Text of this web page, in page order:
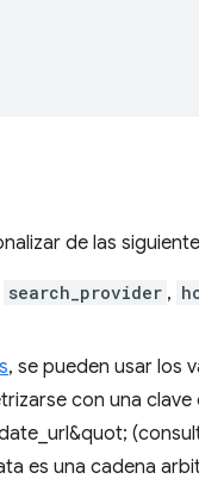
de las
search_provider ,
, se pueden usar los
con una
es una cadena